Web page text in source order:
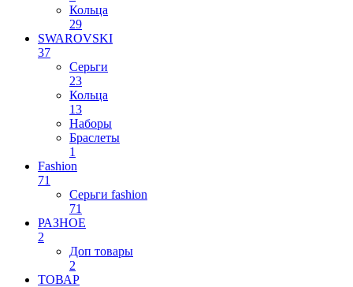
Кольца
29
SWAROVSKI
37
Серьги
23
Кольца
13
Наборы
Браслеты
1
Fashion
71
Серьги fashion
71
РАЗНОЕ
2
Доп товары
2
ТОВАР